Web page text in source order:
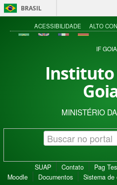
BRASIL
ACESSIBILIDADE ALTO
IF
Instituto
MINISTÉRIO
SUAP Contato Pag
Moodle
Documentos Sistema de